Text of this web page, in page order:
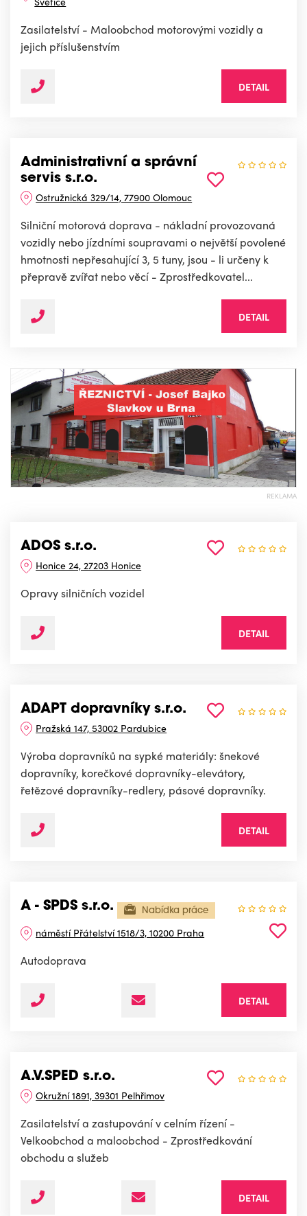
Zasilatelství - Maloobchod motorovými vozidly a
jejich příslušenstvím
DETAIL
Administrativní a správní
servis s.r.o.
Ostružnická 329/14, 77900 Olomouc
Silniční motorová doprava - nákladní provozovaná
vozidly nebo jízdními soupravami o největší povolené
hmotnosti nepřesahující 3, 5 tuny, jsou - li určeny k
přepravě zvířat nebo věcí - Zprostředkovatel...
DETAIL
REKLAMA
ADOS s.r.o.
Honice 24, 27203 Honice
Opravy silničních vozidel
DETAIL
ADAPT dopravníky s.r.o.
Pražská 147, 53002 Pardubice
Výroba dopravníků na sypké materiály: šnekové
dopravníky, korečkové dopravníky-elevátory,
řetězové dopravníky-redlery, pásové dopravníky.
DETAIL
A - SPDS s.r.o. Nabídka práce
náměstí Přátelství 1518/3, 10200 Praha
Autodoprava
DETAIL
A.V.SPED s.r.o.
Okružní 1891, 39301 Pelhřimov
Zasilatelství a zastupování v celním řízení -
Velkoobchod a maloobchod - Zprostředkování
obchodu a služeb
DETAIL